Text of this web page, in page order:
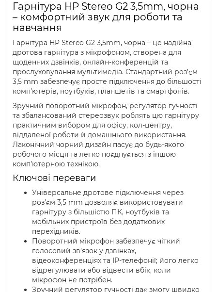
Гарнітура HP Stereo G2 3,5mm, чорна
– комфортний звук для роботи та
навчання
Гарнітура HP Stereo G2 3,5mm, чорна – це надійна
дротова гарнітура з мікрофоном, створена для
щоденних дзвінків, онлайн-конференцій та
прослуховування мультимедіа. Стандартний роз’єм
3,5 mm забезпечує просте підключення до більшості
комп’ютерів, ноутбуків, планшетів та смартфонів.
Зручний поворотний мікрофон, регулятор гучності
та збалансований стереозвук роблять цю гарнітуру
практичним вибором для офісу, кол-центру,
віддаленої роботи й домашнього використання.
Лаконічний чорний дизайн пасує до будь-якого
робочого місця та легко поєднується з іншою
комп’ютерною технікою.
Ключові переваги
Універсальне дротове підключення через
роз’єм 3,5 mm дозволяє використовувати
гарнітуру з більшістю ПК, ноутбуків та
мобільних пристроїв без додаткових
перехідників.
Поворотний мікрофон забезпечує чіткий
голосовий зв’язок у дзвінках,
відеоконференціях та IP-телефонії; його легко
відрегулювати або відвести вбік, коли
мікрофон не потрібен.
Зручний регулятор гучності дає змогу швидко